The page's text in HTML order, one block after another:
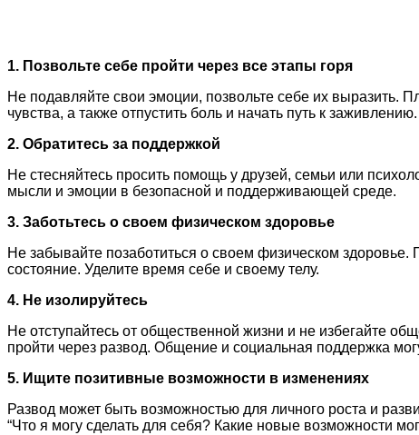
1. Позвольте себе пройти через все этапы горя
Не подавляйте свои эмоции, позвольте себе их выразить.
чувства, а также отпустить боль и начать путь к заживлению.
2. Обратитесь за поддержкой
Не стесняйтесь просить помощь у друзей, семьи или
мысли и эмоции в безопасной и поддерживающей среде.
3. Заботьтесь о своем физическом здоровье
Не забывайте позаботиться о своем физическом
состояние. Уделите время себе и своему телу.
4. Не изолируйтесь
Не отступайтесь от общественной жизни и не избегайте
пройти через развод. Общение и социальная поддержка
5. Ищите позитивные возможности в изменениях
Развод может быть возможностью для личного роста и
“Что я могу сделать для себя? Какие новые возможности